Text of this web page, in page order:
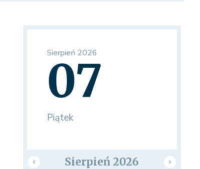
Sierpień 2026
07
Piątek
Sierpień 2026